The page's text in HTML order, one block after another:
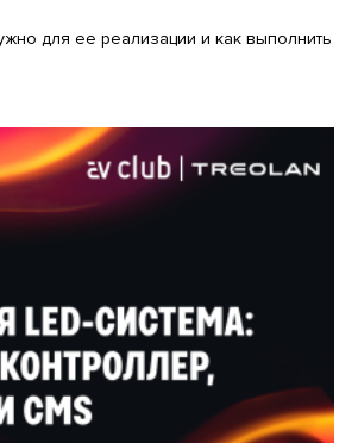
для ее реализации и как выполнить